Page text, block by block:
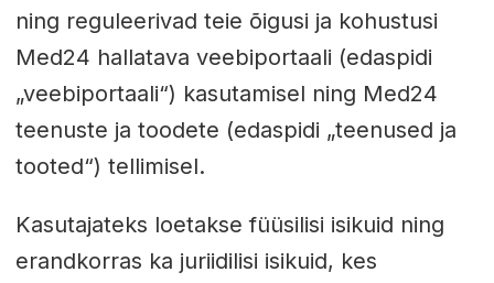
ning reguleerivad teie õigusi ja kohustusi
Med24 hallatava veebiportaali (edaspidi
„veebiportaali“) kasutamisel ning Med24
teenuste ja toodete (edaspidi „teenused ja
tooted“) tellimisel.
Kasutajateks loetakse füüsilisi isikuid ning
erandkorras ka juriidilisi isikuid, kes